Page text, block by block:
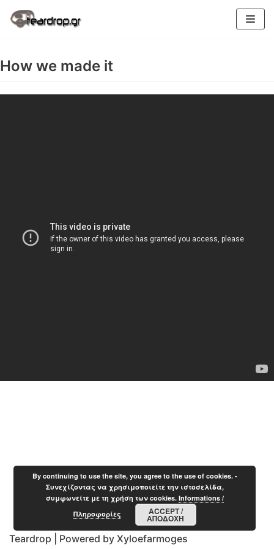
Skip
to
How we made it
Teardrop | Powered by Xyloefarmoges
By continuing to use the site, you agree to the use of cookies. -
Συνεχίζοντας να χρησιμοποιείτε την ιστοσελίδα,
συμφωνείτε με τη χρήση των cookies. Informations /
Πληροφορίες
ACCEPT /
ΑΠΟΔΟΧΉ